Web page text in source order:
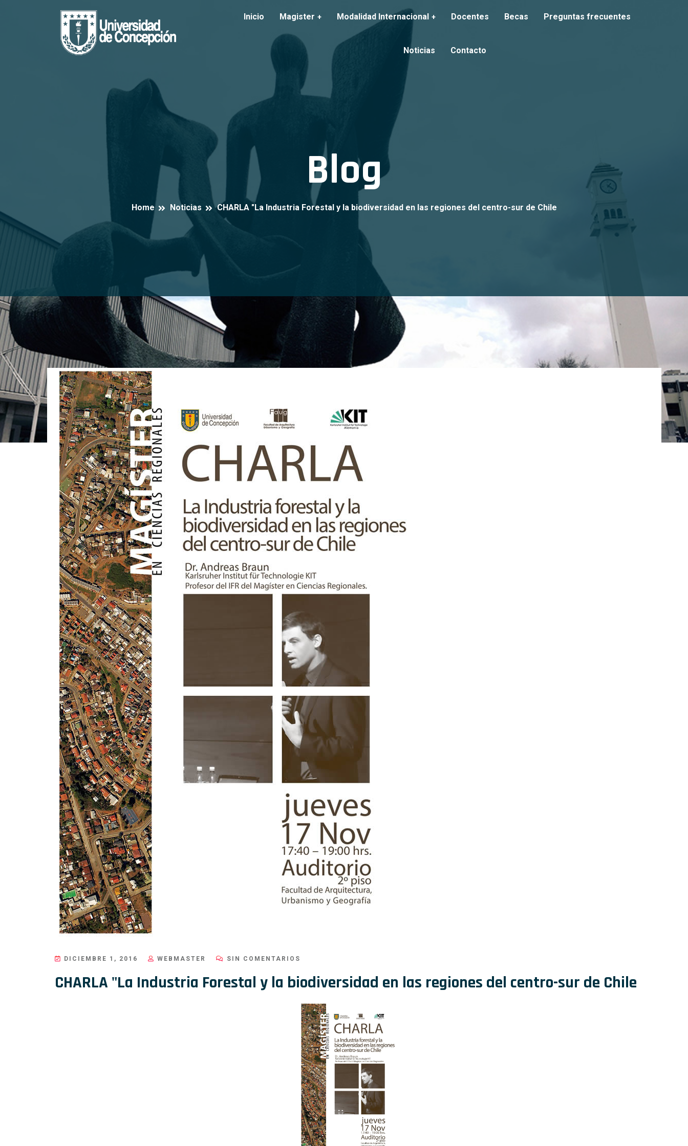
Inicio Magister Modalidad Internacional Docentes Becas Preguntas frecuentes
Noticias Contacto
Blog
Home Noticias CHARLA "La Industria Forestal y la biodiversidad en las regiones del centro-sur de Chile
DICIEMBRE 1, 2016 WEBMASTER SIN COMENTARIOS
CHARLA "La Industria Forestal y la biodiversidad en las regiones del centro-sur de Chile